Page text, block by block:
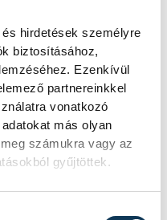
hirdetések személyre
biztosításához,
Ezenkívül
partnereinkkel
vonatkozó
más olyan
számukra vagy az
gyűjtöttek.
felirattal. A
Az orosz
a történtek
orosz kulturális
hogy a
elmaradnak az